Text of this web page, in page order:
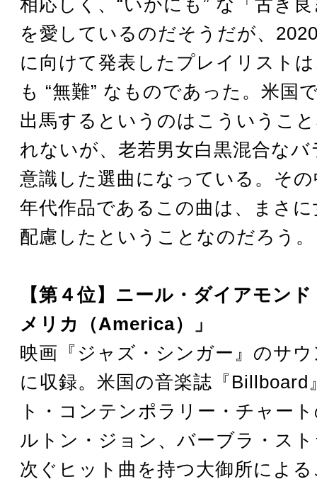
を愛しているのだそうだが、
に向けて発表したプレイリスト
も “無難” なものであった。米国
出馬するというのはこういうこ
れないが、老若男女白黒混合な
意識した選曲になっている。そ
年代作品であるこの曲は、まさ
配慮したということなのだろう。
【第４位】ニール・ダイアモン
メリカ（America）」
映画『ジャズ・シンガー』のサ
に収録。米国の音楽誌『Billboard
ト・コンテンポラリー・チャー
ルトン・ジョン、バーブラ・ス
次ぐヒット曲を持つ大御所によ